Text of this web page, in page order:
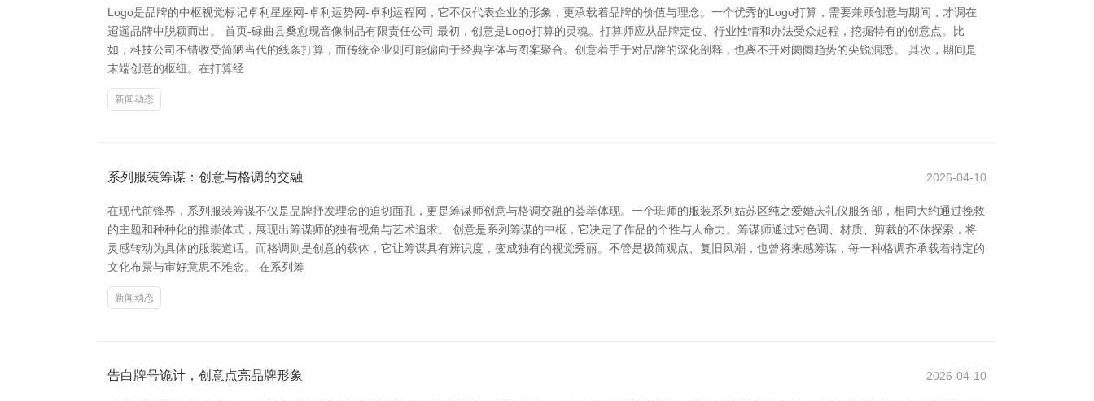
Logo是品牌的中枢视觉标记卓利星座网-卓利运势网-卓利运程网，它不仅代表企业的形象，更承载着品牌的价值与理念。一个优秀的Logo打算，需要兼顾创意与期间，才调在
迢遥品牌中脱颖而出。 首页-碌曲县桑愈现音像制品有限责任公司 最初，创意是Logo打算的灵魂。打算师应从品牌定位、行业性情和办法受众起程，挖掘特有的创意点。比
如，科技公司不错收受简陋当代的线条打算，而传统企业则可能偏向于经典字体与图案聚合。创意着手于对品牌的深化剖释，也离不开对阛阓趋势的尖锐洞悉。 其次，期间是
末端创意的枢纽。在打算经
新闻动态
系列服装筹谋：创意与格调的交融 2026-04-10
在现代前锋界，系列服装筹谋不仅是品牌抒发理念的迫切面孔，更是筹谋师创意与格调交融的荟萃体现。一个班师的服装系列姑苏区纯之爱婚庆礼仪服务部，相同大约通过挽救
的主题和种种化的推崇体式，展现出筹谋师的独有视角与艺术追求。 创意是系列筹谋的中枢，它决定了作品的个性与人命力。筹谋师通过对色调、材质、剪裁的不休探索，将
灵感转动为具体的服装道话。而格调则是创意的载体，它让筹谋具有辨识度，变成独有的视觉秀丽。不管是极简观点、复旧风潮，也曾将来感筹谋，每一种格调齐承载着特定的
文化布景与审好意思不雅念。 在系列筹
新闻动态
告白牌号诡计，创意点亮品牌形象 2026-04-10